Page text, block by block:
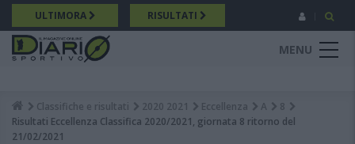
Salta
al
contenuto
principale
ULTIMORA RISULTATI
MENU
Breadcrumb
Classifiche e risultati 2020 2021 Eccellenza A
8
Risultati Eccellenza Classifica 2020/2021, giornata 8 ritorno del
21/02/2021